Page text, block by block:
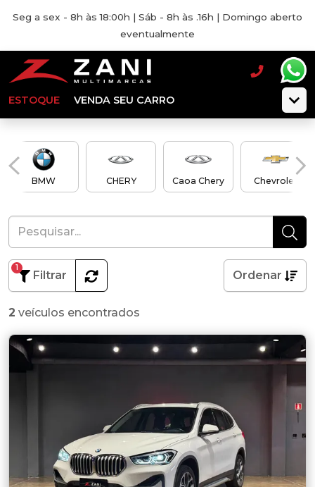
Seg a sex - 8h às 18:00h | Sáb - 8h às .16h | Domingo aberto
eventualmente
ESTOQUE VENDA SEU CARRO
BMW CHERY Caoa Chery Chevrolet
Filtrar
1
Ordenar
2 veículos encontrados